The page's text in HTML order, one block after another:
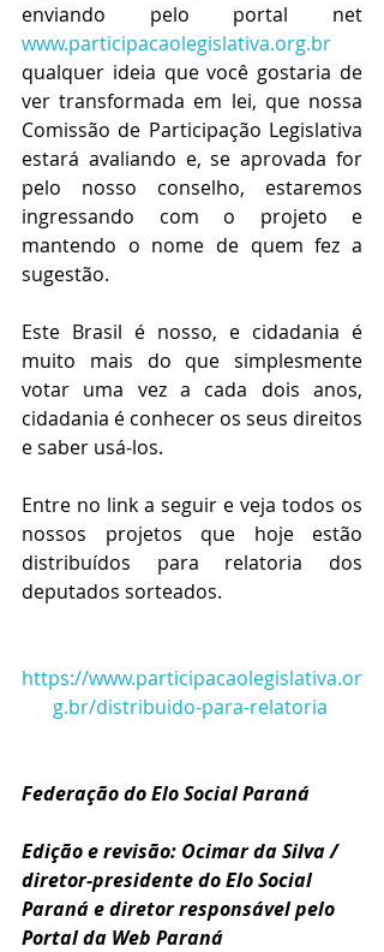
www.participacaolegislativa.org.br
qualquer ideia que você gostaria de
ver transformada em lei, que nossa
Comissão de Participação Legislativa
estará avaliando e, se aprovada for
pelo nosso conselho, estaremos
ingressando com o projeto e
mantendo o nome de quem fez a
sugestão.
Este Brasil é nosso, e cidadania é
muito mais do que simplesmente
votar uma vez a cada dois anos,
cidadania é conhecer os seus direitos
e saber usá-los.
Entre no link a seguir e veja todos os
nossos projetos que hoje estão
distribuídos para relatoria dos
deputados sorteados.
https://www.participacaolegislativa.or
g.br/distribuido-para-relatoria
Federação do Elo Social Paraná
Edição e revisão: Ocimar da Silva /
diretor-presidente do Elo Social
Paraná e diretor responsável pelo
Portal da Web Paraná